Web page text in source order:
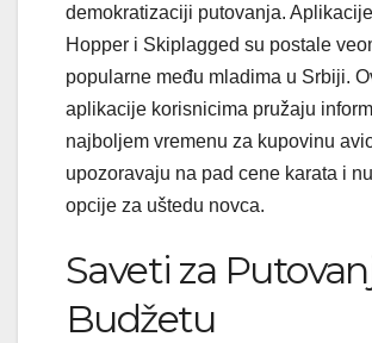
demokratizaciji putovanja.
Hopper i Skiplagged su postale
popularne među mladima u Srbiji.
aplikacije korisnicima pružaju
najboljem vremenu za kupovinu
upozoravaju na pad cene karata i
opcije za uštedu novca.
Saveti za
Budžetu